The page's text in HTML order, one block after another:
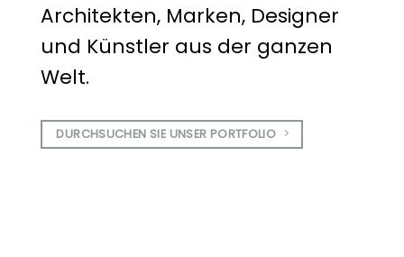
Architekten, Marken, Designer
und Künstler aus der ganzen
Welt.
DURCHSUCHEN SIE UNSER PORTFOLIO